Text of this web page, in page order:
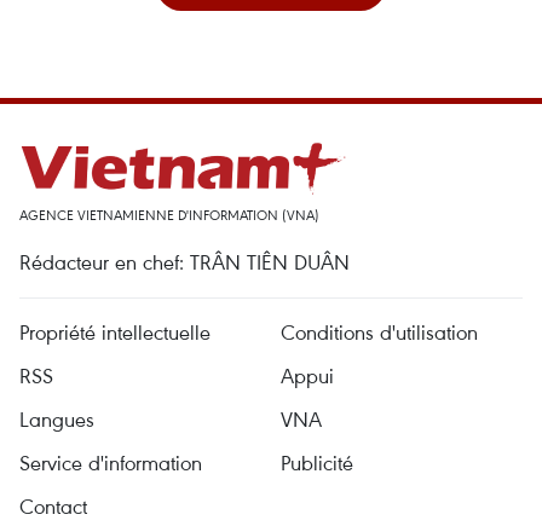
AGENCE VIETNAMIENNE D'INFORMATION (VNA)
Rédacteur en chef: TRÂN TIÊN DUÂN
Propriété intellectuelle
Conditions d'utilisation
RSS
Appui
Langues
VNA
Service d'information
Publicité
Contact